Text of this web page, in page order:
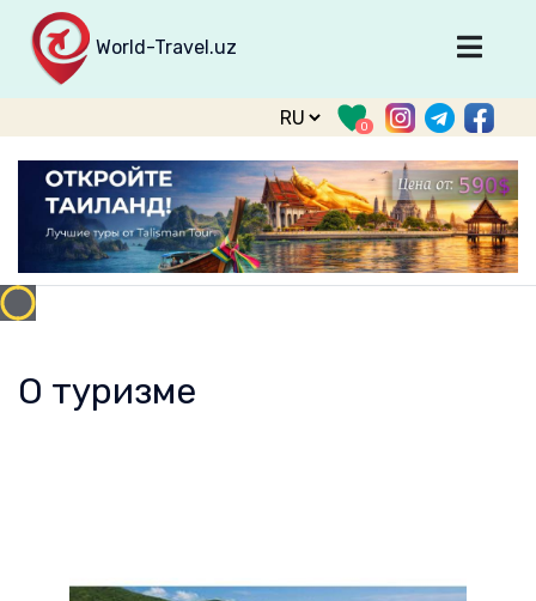
World-Travel.uz
Главная
Направления
Туры
Тур. фирмы
Табло прилета
0
О туризме